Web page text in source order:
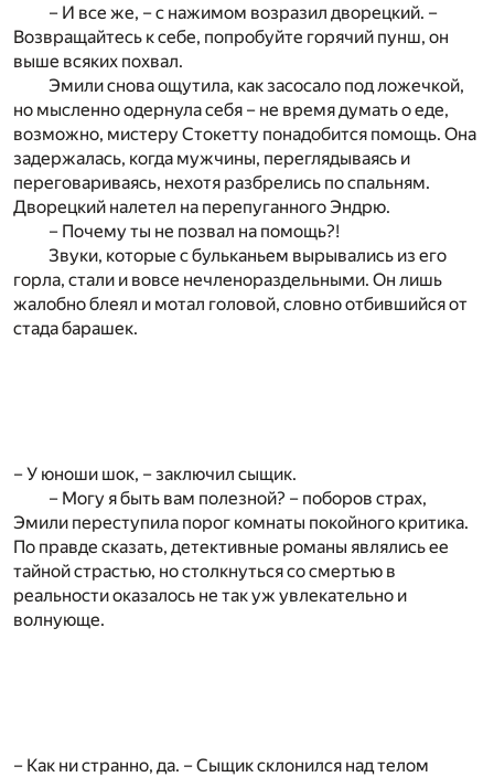
– И все же, – с нажимом возразил дворецкий. –
Возвращайтесь к себе, попробуйте горячий пунш, он
выше всяких похвал.
Эмили снова ощутила, как засосало под ложечкой,
но мысленно одернула себя – не время думать о еде,
возможно, мистеру Стокетту понадобится помощь. Она
задержалась, когда мужчины, переглядываясь и
переговариваясь, нехотя разбрелись по спальням.
Дворецкий налетел на перепуганного Эндрю.
– Почему ты не позвал на помощь?!
Звуки, которые с бульканьем вырывались из его
горла, стали и вовсе нечленораздельными. Он лишь
жалобно блеял и мотал головой, словно отбившийся от
стада барашек.
– У юноши шок, – заключил сыщик.
– Могу я быть вам полезной? – поборов страх,
Эмили переступила порог комнаты покойного критика.
По правде сказать, детективные романы являлись ее
тайной страстью, но столкнуться со смертью в
реальности оказалось не так уж увлекательно и
волнующе.
– Как ни странно, да. – Сыщик склонился над телом